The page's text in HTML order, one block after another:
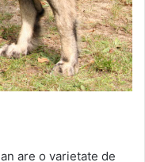
are o varietate de